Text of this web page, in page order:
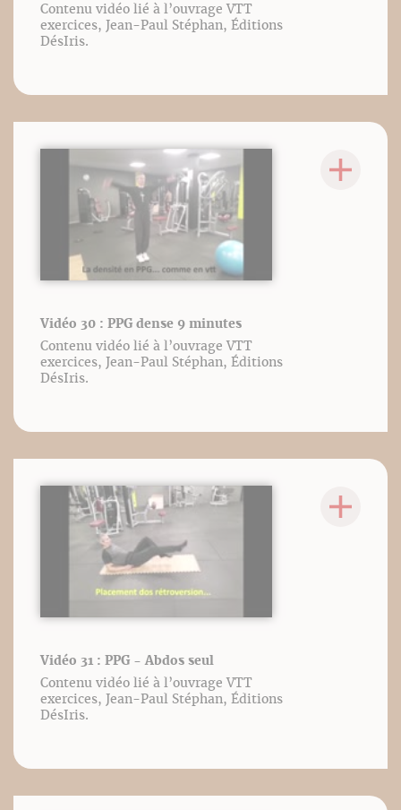
Contenu vidéo lié à l’ouvrage VTT
exercices, Jean-Paul Stéphan, Éditions
DésIris.
Vidéo 30 : PPG dense 9 minutes
Contenu vidéo lié à l’ouvrage VTT
exercices, Jean-Paul Stéphan, Éditions
DésIris.
Vidéo 31 : PPG - Abdos seul
Contenu vidéo lié à l’ouvrage VTT
exercices, Jean-Paul Stéphan, Éditions
DésIris.